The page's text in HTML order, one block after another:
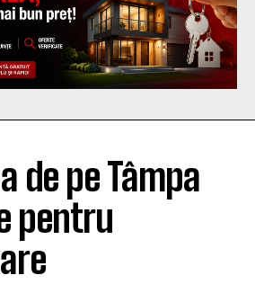
de pe Tâmpa
pentru